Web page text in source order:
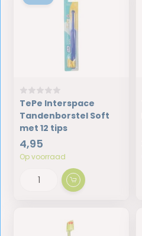
TePe Interspace
Tandenborstel Soft
met 12 tips
4,95
Op voorraad